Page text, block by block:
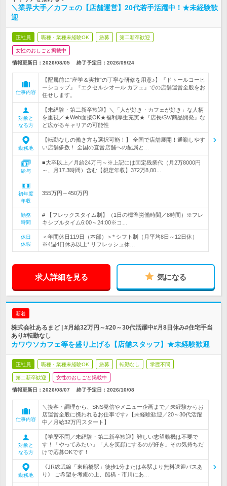
＼業界大手／カフェの【店舗運営】20代若手活躍中！★未経験歓
迎
正社員 職種・業種未経験OK 急募 第二新卒歓迎
女性のおしごと掲載中
情報更新日：2026/08/05 終了予定日： 2026/09/24
仕事内容
【配属前に”座学＆実技”の丁寧な研修を用意♪】『ドトールコーヒ
ーショップ』『エクセルシオール カフェ』での店舗運営全般をお
任せします。
対象と
なる方
【未経験・第二新卒歓迎】＼「人が好き・カフェが好き」な人柄
を重視／★Web面接OK★福利厚生充実★『店長/SV/商品開発』な
ど広がるキャリアの可能性
勤務地
【転勤なしの働き方も選択可能！】 全国で店舗展開！通勤しやす
い店舗多数！ 全国の直営店舗への配属と…
給与
■大卒以上／月給24万円～※上記には固定残業代（月2万8000円
～、月17.3時間）含む【想定年収】372万8,00…
初年度
年収
355万円～450万円
勤務
時間
# 【フレックスタイム制】（1日の標準労働時間／8時間）※フレ
キシブルタイム6:00～24:00※コ…
休日
休暇
＜年間休日119日（本部）＞* シフト制（月平均8日～12日休）
※4週4日休み以上* リフレッシュ休…
求人詳細を見る 気になる
新着
株式会社あるまど | #月給32万円～#20～30代活躍中#月8日休み#住宅手当
あり#転勤なし
カワウソカフェ等を盛り上げる【店舗スタッフ】★未経験歓迎
正社員 職種・業種未経験OK 急募 転勤なし 学歴不問
第二新卒歓迎 女性のおしごと掲載中
情報更新日：2026/08/07 終了予定日： 2026/10/08
仕事内容
＼接客・調理から、SNS発信やメニュー企画まで／未経験からお
店運営全般に携われるお仕事です♪【未経験歓迎／20～30代活躍
中／月給32万円スタート】
対象と
なる方
【学歴不問／未経験・第二新卒歓迎】難しい志望動機は不要で
す！「やってみたい」「人を笑顔にするのが好き」その気持ちだ
けで応募OKです！
勤務地
《JR総武線「東船橋駅」徒歩1分または各駅より無料送迎バスあ
り》 ご希望を考慮の上、船橋・市川にあ…